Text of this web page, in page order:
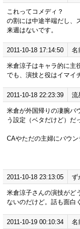
これってコメディ？
の割には中途半端だし、
来週はないです。
2011-10-18 17:14:50 名
米倉涼子はキャラ的に主
でも、演技と役はイマイ
2011-10-18 22:23:39 流
米倉が外国帰りの凄腕バ
う設定（ベタだけど）だ
CAやただの主婦にバウン
2011-10-18 23:13:05 ず
米倉涼子さんの演技がど
ないのだけど。話も面白
2011-10-19 00:10:34 名